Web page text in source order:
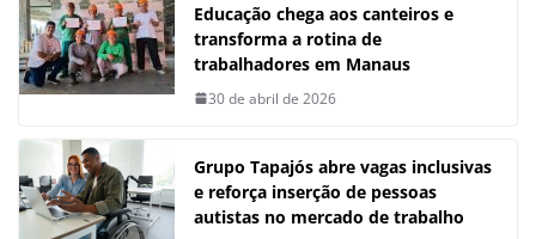
Educação chega aos canteiros e
transforma a rotina de
trabalhadores em Manaus
30 de abril de 2026
Grupo Tapajós abre vagas inclusivas
e reforça inserção de pessoas
autistas no mercado de trabalho